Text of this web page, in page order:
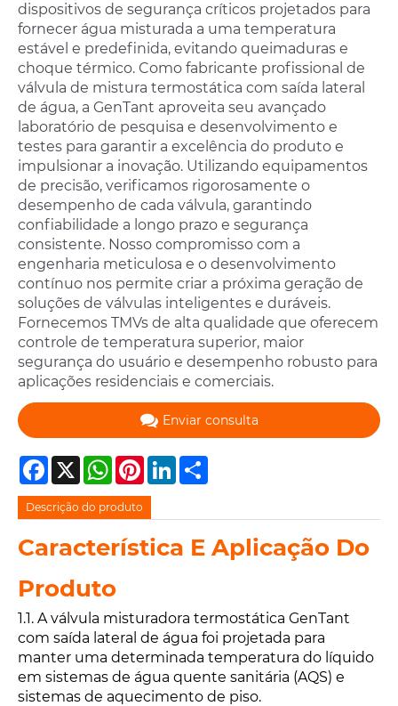
dispositivos de segurança críticos projetados para
fornecer água misturada a uma temperatura
estável e predefinida, evitando queimaduras e
choque térmico. Como fabricante profissional de
válvula de mistura termostática com saída lateral
de água, a GenTant aproveita seu avançado
laboratório de pesquisa e desenvolvimento e
testes para garantir a excelência do produto e
impulsionar a inovação. Utilizando equipamentos
de precisão, verificamos rigorosamente o
desempenho de cada válvula, garantindo
confiabilidade a longo prazo e segurança
consistente. Nosso compromisso com a
engenharia meticulosa e o desenvolvimento
contínuo nos permite criar a próxima geração de
soluções de válvulas inteligentes e duráveis.
Fornecemos TMVs de alta qualidade que oferecem
controle de temperatura superior, maior
segurança do usuário e desempenho robusto para
aplicações residenciais e comerciais.
Enviar consulta
Facebook
X WhatsAppPinterestLinkedIn
Descrição do produto
Característica E Aplicação Do
Produto
1.1. A válvula misturadora termostática GenTant
com saída lateral de água foi projetada para
manter uma determinada temperatura do líquido
em sistemas de água quente sanitária (AQS) e
sistemas de aquecimento de piso.